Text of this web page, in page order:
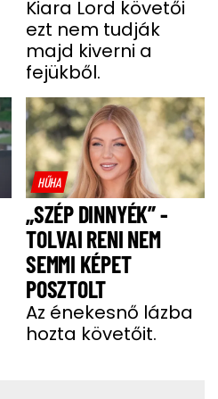
Kiara Lord követői
ezt nem tudják
majd kiverni a
fejükből.
HŰHA
„SZÉP DINNYÉK” -
TOLVAI RENI NEM
SEMMI KÉPET
POSZTOLT
Az énekesnő lázba
hozta követőit.